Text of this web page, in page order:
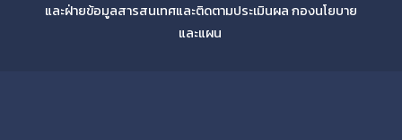
และฝ่ายข้อมูลสารสนเทศและติดตามประเมินผล กองนโยบาย
และแผน